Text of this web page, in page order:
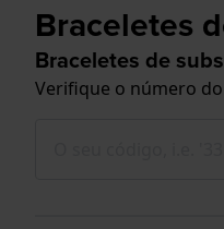
Braceletes
Braceletes de
Verifique o número